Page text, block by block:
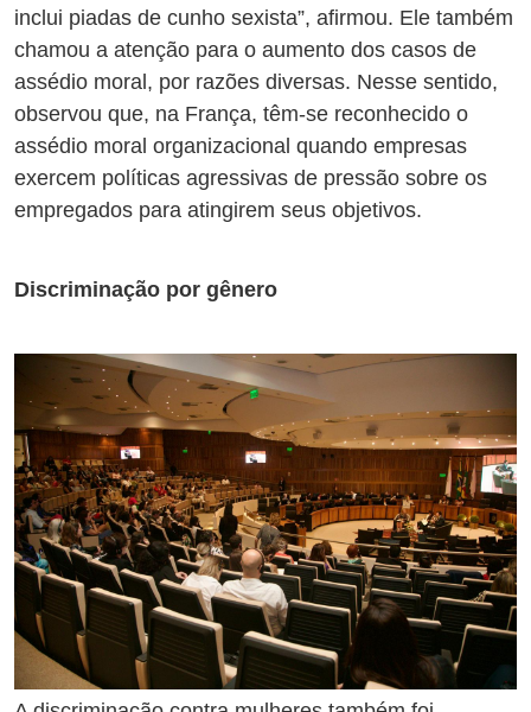
inclui piadas de cunho sexista”, afirmou. Ele também
chamou a atenção para o aumento dos casos de
assédio moral, por razões diversas. Nesse sentido,
observou que, na França, têm-se reconhecido o
assédio moral organizacional quando empresas
exercem políticas agressivas de pressão sobre os
empregados para atingirem seus objetivos.
Discriminação por gênero